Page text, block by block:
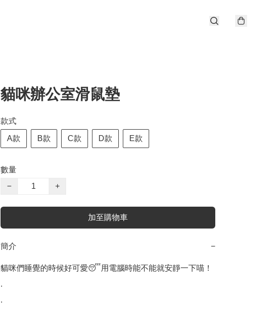
貓咪辦公室滑鼠墊
款式
A款 B款 C款 D款 E款
數量
−
+
加至購物車
簡介 −
貓咪們睡覺的時候好可愛😴用電腦時能不能就安靜一下喵！
.
.